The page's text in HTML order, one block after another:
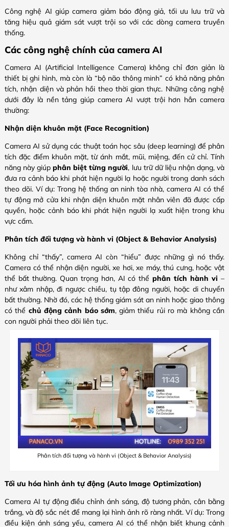
Công nghệ AI giúp camera giảm báo động giả, tối ưu lưu trữ và
tăng hiệu quả giám sát vượt trội so với các dòng camera truyền
thống.
Các công nghệ chính của camera AI
Camera AI (Artificial Intelligence Camera) không chỉ đơn giản là
thiết bị ghi hình, mà còn là “bộ não thông minh” có khả năng phân
tích, nhận diện và phản hồi theo thời gian thực. Những công nghệ
dưới đây là nền tảng giúp camera AI vượt trội hơn hẳn camera
thường:
Nhận diện khuôn mặt (Face Recognition)
Camera AI sử dụng các thuật toán học sâu (deep learning) để phân
tích đặc điểm khuôn mặt, từ ánh mắt, mũi, miệng, đến cử chỉ. Tính
năng này giúpphân biệt từng người, lưu trữ dữ liệu nhận dạng, và
đưa ra cảnh báo khi phát hiện người lạ hoặc người trong danh sách
theo dõi. Ví dụ: Trong hệ thống an ninh tòa nhà, camera AI có thể
tự động mở cửa khi nhận diện khuôn mặt nhân viên đã được cấp
quyền, hoặc cảnh báo khi phát hiện người lạ xuất hiện trong khu
vực cấm.
Phân tích đối tượng và hành vi (Object & Behavior Analysis)
Không chỉ “thấy”, camera AI còn “hiểu” được những gì nó thấy.
Camera có thể nhận diện người, xe hơi, xe máy, thú cưng, hoặc vật
thể bất thường. Quan trọng hơn, AI có thểphân tích hành vi –
như xâm nhập, đi ngược chiều, tụ tập đông người, hoặc di chuyển
bất thường. Nhờ đó, các hệ thống giám sát an ninh hoặc giao thông
có thể chủ động cảnh báo sớm, giảm thiểu rủi ro mà không cần
con người phải theo dõi liên tục.
Phân tích đối tượng và hành vi (Object & Behavior Analysis)
Tối ưu hóa hình ảnh tự động (Auto Image Optimization)
Camera AI tự động điều chỉnh ánh sáng, độ tương phản, cân bằng
trắng, và độ sắc nét để mang lại hình ảnh rõ ràng nhất. Ví dụ: Trong
điều kiện ánh sáng yếu, camera AI có thể nhận biết khung cảnh